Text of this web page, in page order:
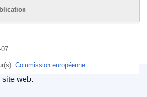
07
Commission européenne
de l’Union européenne
site web: